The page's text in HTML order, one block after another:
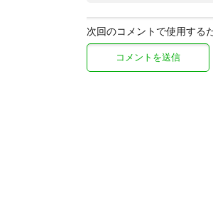
次回のコメントで使用する